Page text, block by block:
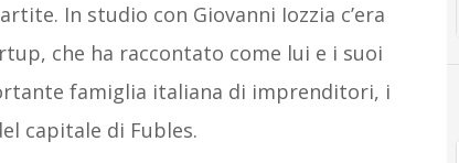
In studio con Giovanni Iozzia c’era
che ha raccontato come lui e i suoi
famiglia italiana di imprenditori, i
capitale di Fubles.